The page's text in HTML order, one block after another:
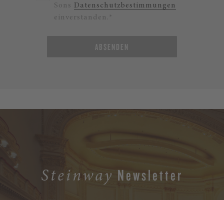
Sons Datenschutzbestimmungen
einverstanden.*
ABSENDEN
Steinway Newsletter